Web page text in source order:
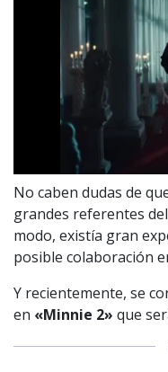
No caben dudas de
grandes referentes
modo, existía gran
posible colaboración
Y recientemente, se
en «Minnie 2» que